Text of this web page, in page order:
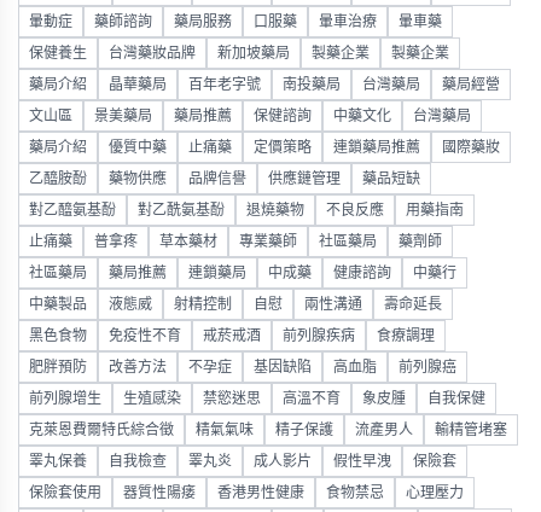
暈動症 藥師諮詢 藥局服務 口服藥 暈車治療 暈車藥
保健養生 台灣藥妝品牌 新加坡藥局 製藥企業 製藥企業
藥局介紹 晶華藥局 百年老字號 南投藥局 台灣藥局 藥局經營
文山區 景美藥局 藥局推薦 保健諮詢 中藥文化 台灣藥局
藥局介紹 優質中藥 止痛藥 定價策略 連鎖藥局推薦 國際藥妝
乙醯胺酚 藥物供應 品牌信譽 供應鏈管理 藥品短缺
對乙醯氨基酚 對乙酰氨基酚 退燒藥物 不良反應 用藥指南
止痛藥 普拿疼 草本藥材 專業藥師 社區藥局 藥劑師
社區藥局 藥局推薦 連鎖藥局 中成藥 健康諮詢 中藥行
中藥製品 液態威 射精控制 自慰 兩性溝通 壽命延長
黑色食物 免疫性不育 戒菸戒酒 前列腺疾病 食療調理
肥胖預防 改善方法 不孕症 基因缺陷 高血脂 前列腺癌
前列腺增生 生殖感染 禁慾迷思 高溫不育 象皮腫 自我保健
克萊恩費爾特氏綜合徵 精氣氣味 精子保護 流產男人 輸精管堵塞
睪丸保養 自我檢查 睪丸炎 成人影片 假性早洩 保險套
保險套使用 器質性陽痿 香港男性健康 食物禁忌 心理壓力